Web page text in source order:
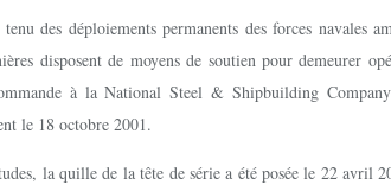
des déploiements permanents des forces navales
disposent de moyens de soutien pour demeurer
à la National Steel & Shipbuilding
le 18 octobre 2001.
la quille de la tête de série a été posée le 22 avril